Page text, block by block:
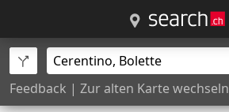
Feedback | Zur alten Karte wechseln